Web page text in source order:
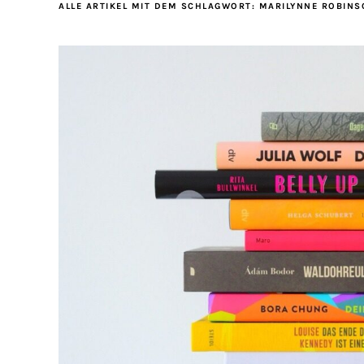
ALLE ARTIKEL MIT DEM SCHLAGWORT: MARILYNNE